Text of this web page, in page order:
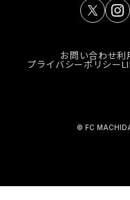
お問い合わせ利
プライバシーポリシー
© FC